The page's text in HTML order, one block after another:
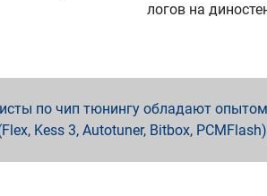
логов на
по чип тюнингу обладают
Kess 3, Autotuner, Bitbox,